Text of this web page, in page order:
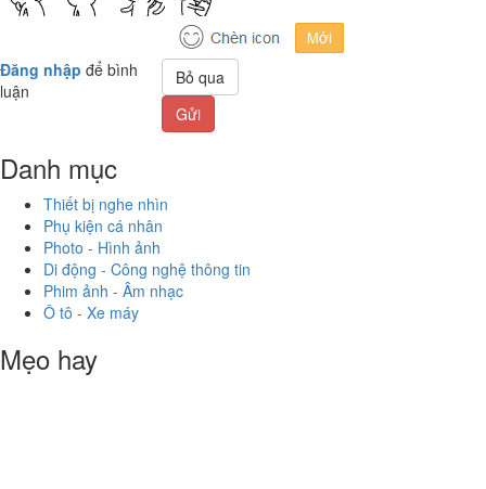
Đăng nhập để bình
luận
Bỏ qua
Gửi
Danh mục
Thiết bị nghe nhìn
Phụ kiện cá nhân
Photo - Hình ảnh
Di động - Công nghệ thông tin
Phim ảnh - Âm nhạc
Ô tô - Xe máy
Mẹo hay